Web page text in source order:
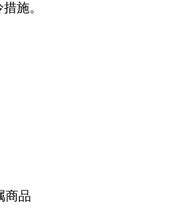
施。
商品